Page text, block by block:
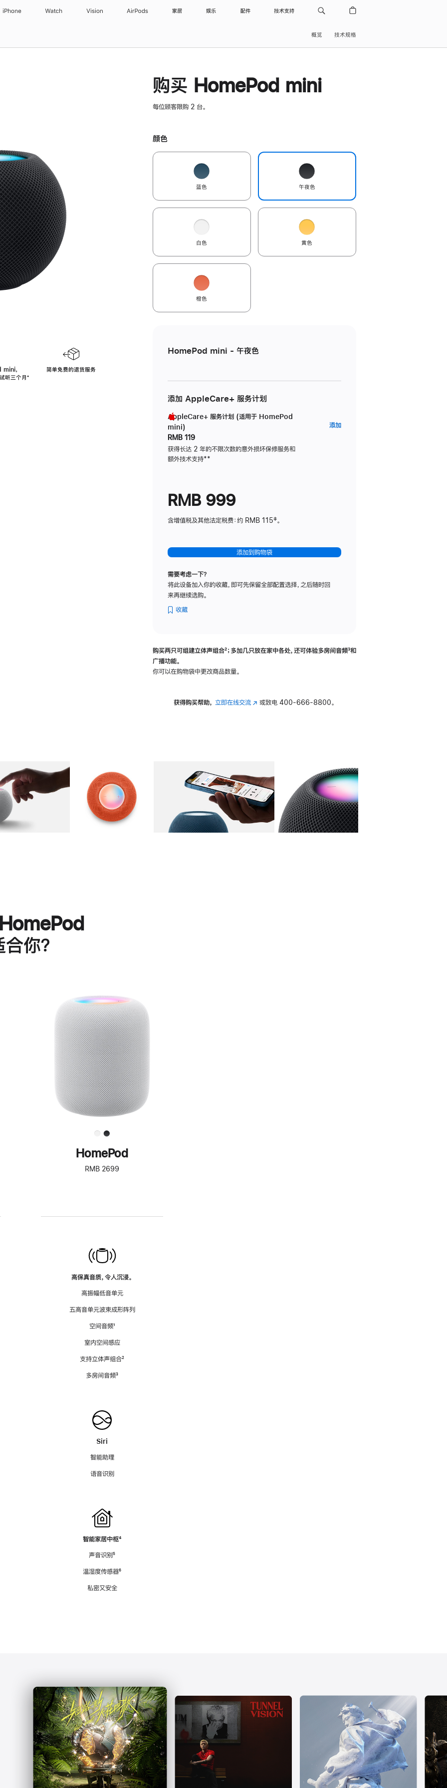
iPhone Watch Vision AirPods 家居 娱乐 配件 技术支持
概览 技术规格
，
听三个月脚
⁺
简单免费的退货服务
购买 HomePod mini
每位顾客限购 2 台。
颜色
蓝色 午夜色
白色 黄色
橙色
HomePod mini - 午夜色
添加 AppleCare+ 服务计划
AppleCare+ 服务计划 (适用于 HomePod
mini)
RMB 119
获得长达 2 年的不限次数的意外损坏保修服务和
额外技术支持脚
**
添加AppleCare+
RMB 999
含增值税及其他法定税费：约 RMB 115‡。
添加到购物袋
需要考虑一下？
将此设备加入你的收藏，即可先保留全部配置选择，之后随时回
来再继续选购。
收藏
购买两只可组建立体声组合脚
²；多加几只放在家中各处，还可体验多‍房‍间音频脚
³和
广播功能。
你可以在购物袋中更改商品数量。
获得购买帮助， 立即在线交流(在 或致电 400-666-8800。
图库 图像 图库 图像 图库 图像 4 图库 图像 5
你？
进
一
步
了
解
HomePod<
HomePod
RMB 2699
高保真音质，令人沉浸。
高振幅低音单元
五高音单元波束成形阵列
空间音频脚
¹
室内空间感应
支持立体声组合脚
²
多房间音频脚
³
Siri
智能助理
语音识别
智能家居中枢脚
⁴
声音识别脚
⁵
温湿度传感器脚
⁶
私密又安全